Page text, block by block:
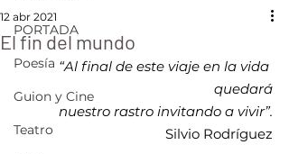
PORTADA
Poesía
Guion y Cine
Teatro
El fin del mundo
12 abr 2021
“Al final de este viaje en la vida
quedará
nuestro rastro invitando a vivir”.
Silvio Rodríguez